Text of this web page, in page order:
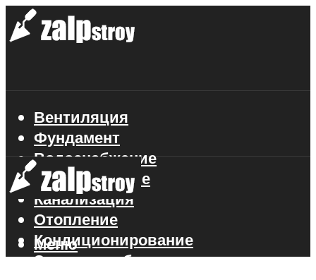
Вентиляция
Фундамент
Водоснабжение
Газоснабжение
Канализация
Отопление
Кондиционирование
Электроснабжение
Меню